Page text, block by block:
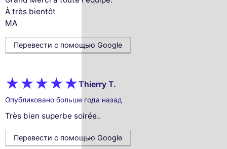
À très bientôt
MA
Перевести с помощью Google
Thierry T.
Опубликовано больше года назад
Très bien superbe soirée..
Перевести с помощью Google